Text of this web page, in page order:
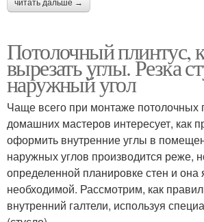
читать дальше →
Потолочный плинтус,
вырезать углы. Резка
наружный угол
Чаще всего при монтаже потолочных
домашних мастеров интересует, как
оформить внутренние углы в
наружных углов производится реже,
определенной планировке стен и она
необходимой. Рассмотрим, как
внутренний галтели, используя